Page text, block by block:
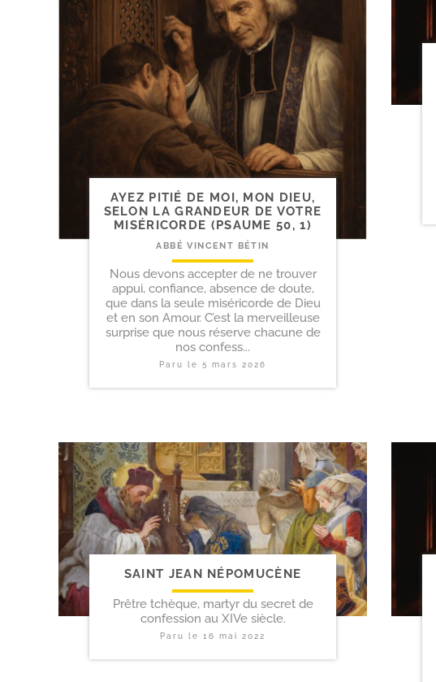
AYEZ PITIÉ DE MOI, MON DIEU,
SELON LA GRANDEUR DE VOTRE
MISÉRICORDE (PSAUME 50, 1)
ABBÉ VINCENT BÉTIN
Nous devons accepter de ne trouver
appui, confiance, absence de doute,
que dans la seule miséricorde de Dieu
et en son Amour. C’est la merveilleuse
surprise que nous réserve chacune de
nos confess...
Paru le 5 mars 2026
SAINT JEAN NÉPOMUCÈNE
Prêtre tchèque, martyr du secret de
confession au XIVe siècle.
Paru le 16 mai 2022